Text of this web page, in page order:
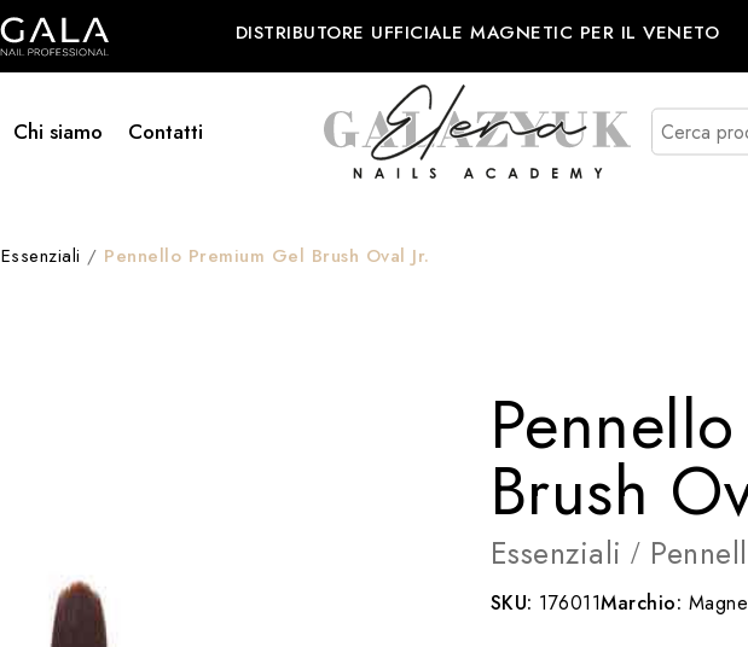
DISTRIBUTORE UFFICIALE MAGNETIC PER IL VENETO
Chi siamo Contatti
Essenziali / Pennello Premium Gel Brush Oval Jr.
Brush
Essenziali /
SKU: 176011Marchio: